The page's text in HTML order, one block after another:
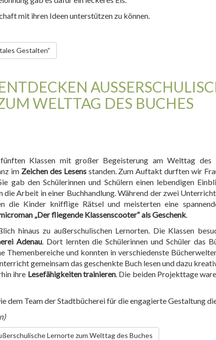
mit ihren Ideen unterstützen zu können.
Gestalten“
WELTTAG DES BUCHES
Klassen mit großer Begeisterung am Welttag
imZeichen des Lesens standen. Zum Auftakt durften wir
gab den Schülerinnen und Schülern einen lebendigen
Arbeit in einer Buchhandlung. Während der zwei
die Kinder knifflige Rätsel und meisterten eine
„Der fliegende Klassenscooter“ als Geschenk.
hinaus zu außerschulischen Lernorten. Die Klassen
Adenau. Dort lernten die Schülerinnen und Schüler das
Themenbereiche und konnten in verschiedenste
gemeinsam das geschenkte Buch lesen und dazu
ihre Lesefähigkeiten trainieren. Die beiden Projekttage
dem Team der Stadtbücherei für die engagierte Gestaltung
Lernorte zum Welttag des Buches